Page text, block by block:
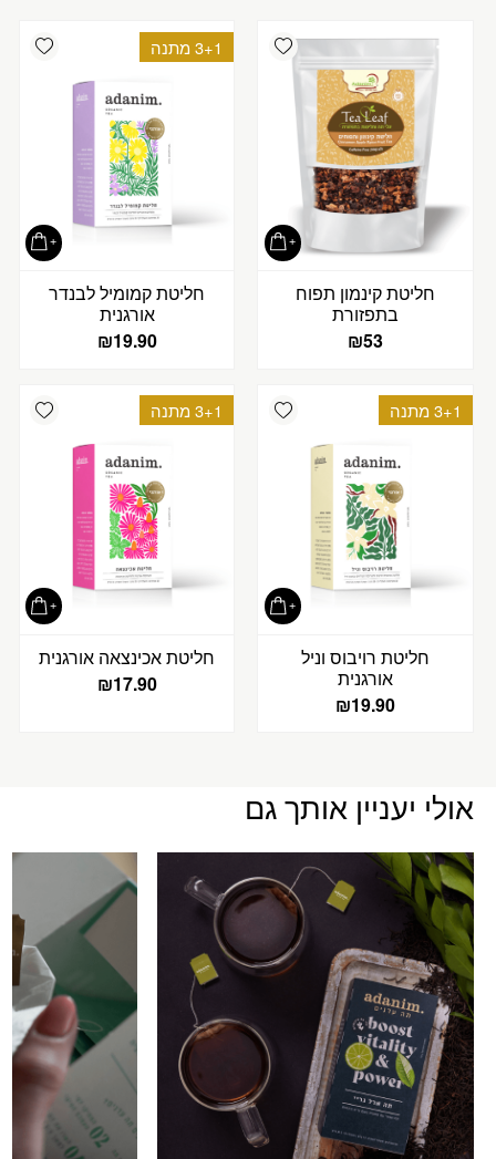
Add wishlist
חליטת קינמון תפוח
בתפזורת
₪53
3+1 מתנה
חליטת קמומיל לבנדר
אורגנית
₪19.90
Add wishlist 3+1 מתנה
חליטת רויבוס וניל
אורגנית
₪19.90
3+1 מתנה
חליטת אכינצאה אורגנית
₪17.90
אולי יעניין אותך גם